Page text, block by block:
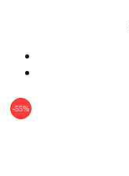
-55%